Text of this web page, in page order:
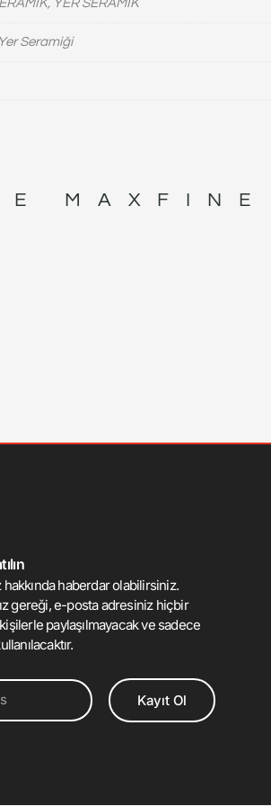
YER SERAMIK
Seramiği
MAXFINE
haberdar olabilirsiniz.
gereği, e-posta adresiniz hiçbir
paylaşılmayacak ve sadece
Kayıt Ol